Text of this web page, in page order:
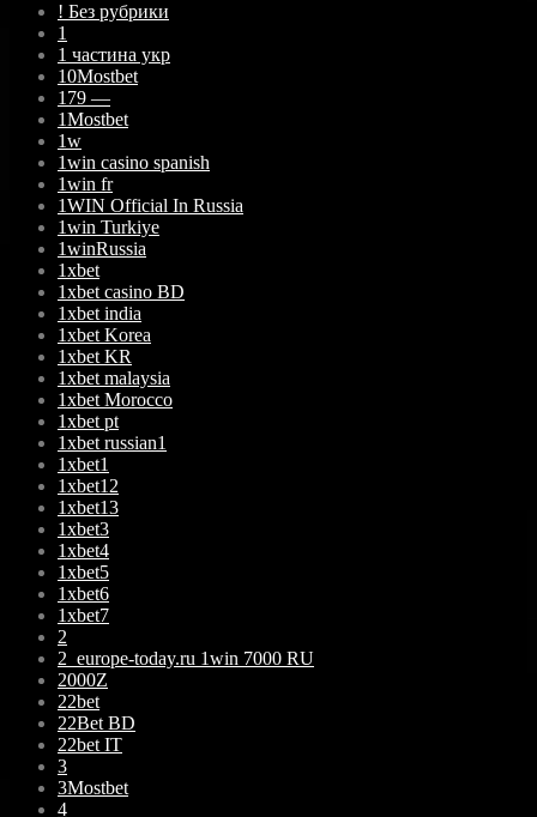
! Без рубрики
1
1 частина укр
10Mostbet
179 —
1Mostbet
1w
1win casino spanish
1win fr
1WIN Official In Russia
1win Turkiye
1winRussia
1xbet
1xbet casino BD
1xbet india
1xbet Korea
1xbet KR
1xbet malaysia
1xbet Morocco
1xbet pt
1xbet russian1
1xbet1
1xbet12
1xbet13
1xbet3
1xbet4
1xbet5
1xbet6
1xbet7
2
2_europe-today.ru 1win 7000 RU
2000Z
22bet
22Bet BD
22bet IT
3
3Mostbet
4